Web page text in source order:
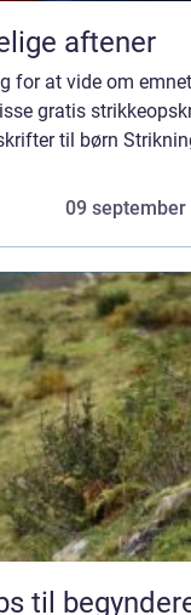
aftener
for at vide om
gratis
til børn
09 september
til